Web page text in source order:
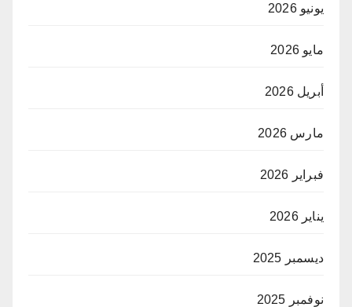
يونيو 2026
مايو 2026
أبريل 2026
مارس 2026
فبراير 2026
يناير 2026
ديسمبر 2025
نوفمبر 2025